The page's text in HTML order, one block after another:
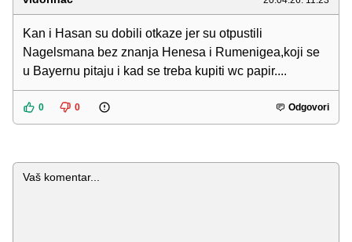
Kan i Hasan su dobili otkaze jer su otpustili
Nagelsmana bez znanja Henesa i Rumenigea,koji se
u Bayernu pitaju i kad se treba kupiti wc papir....
0 0 Odgovori
Komentar